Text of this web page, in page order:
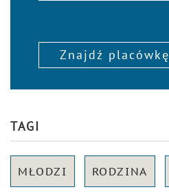
Znajdź placówkę
TAGI
MŁODZI RODZINA